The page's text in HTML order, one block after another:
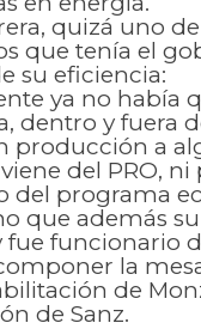
quizá uno
que tenía el
su eficiencia:
ya no había
dentro y fuera
producción a
del PRO,
del programa
que además
fue funcionario
la
de
de Sanz.